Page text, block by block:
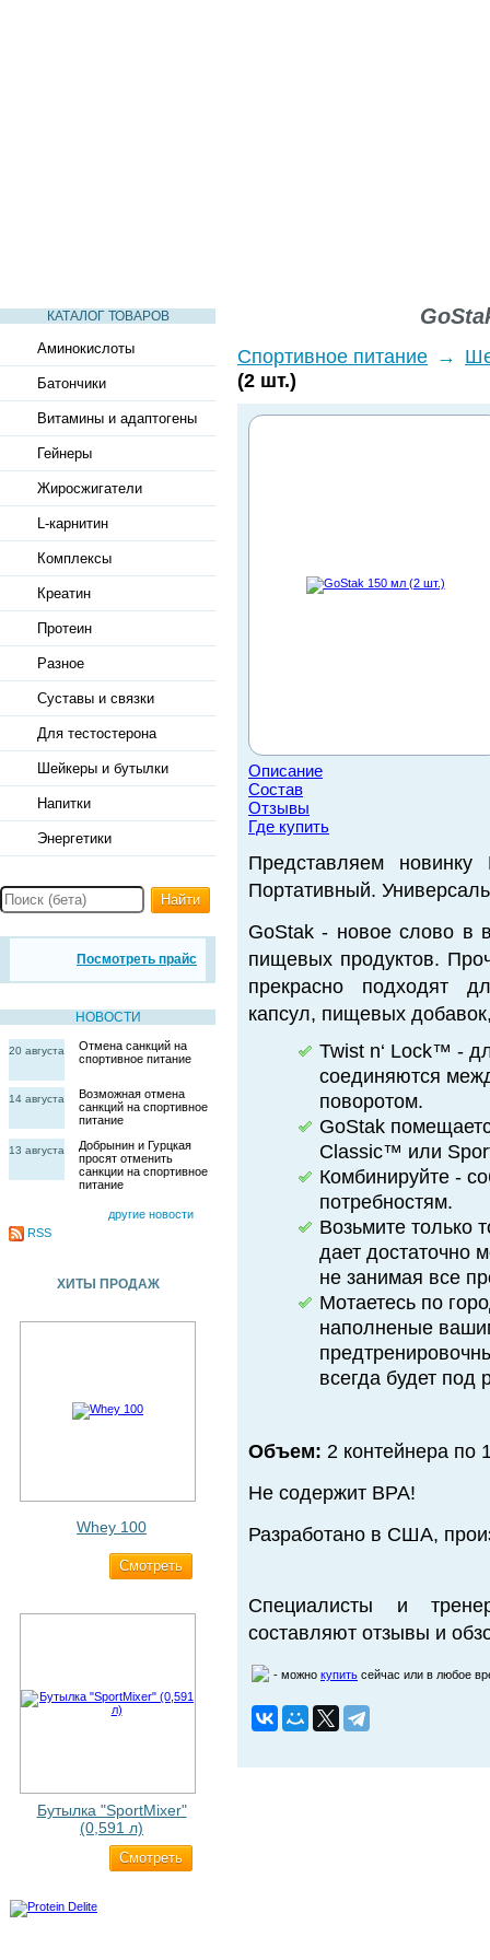
КАТАЛОГ ТОВАРОВ
Аминокислоты
Батончики
Витамины и адаптогены
Гейнеры
Жиросжигатели
L-карнитин
Комплексы
Креатин
Протеин
Разное
Суставы и связки
Для тестостерона
Шейкеры и бутылки
Напитки
Энергетики
Найти
Посмотреть прайс
НОВОСТИ
20 августа
Отмена санкций на
спортивное питание
14 августа
Возможная отмена
санкций на спортивное
питание
13 августа
Добрынин и Гурцкая
просят отменить
санкции на спортивное
питание
другие новости
RSS
ХИТЫ ПРОДАЖ
Whey 100
Cмотреть
Бутылка "SportMixer"
(0,591 л)
Cмотреть
Спортивное питание →
(2 шт.)
Описание
Состав
Отзывы
Где купить
Представляем
Портативный.
GoStak - новое слово в
пищевых продуктов.
прекрасно подходят
капсул, пищевых
Twist n‘ Lock™ -
соединяются
поворотом.
GoStak
Classic™ или
Комбинируйте -
потребностям.
Возьмите только
дает достаточно
не занимая все
Мотаетесь по
наполненые
всегда будет под
Объем: 2 контейнера по
Не содержит BPA!
Разработано в США,
Специалисты и
составляют отзывы и
- можно купить сейчас или в любое